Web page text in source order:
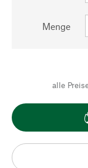
Menge
alle